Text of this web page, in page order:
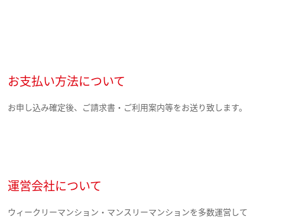
お支払い方法について
お申し込み確定後、ご請求書・ご利用案内等をお送り致します。
運営会社について
ウィークリーマンション・マンスリーマンションを多数運営して